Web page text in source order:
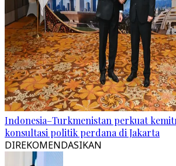
Indonesia–Turkmenistan perkuat
konsultasi politik perdana di Jakarta
DIREKOMENDASIKAN